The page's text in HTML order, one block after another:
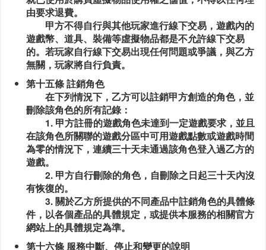
由要求退費。
甲方不得自行與其他玩家進行線下交易，遊戲內的
遊戲幣、道具、裝備等虛擬物品都是不允許線下交易
的。若玩家自行線下交易出現任何問題或爭議，與乙方
無關，玩家將自行負責。
第十五條 註銷角色
在下列情況下，乙方可以註銷甲方創造的角色，並
刪除該角色的所有記錄：
1. 甲方註冊的遊戲角色未達到一定遊戲要求，並且
在該角色所關聯的遊戲分區中可用遊戲點數或遊戲時間
為零的情況下，連續三十天未通過該角色登入過乙方的
遊戲。
2. 甲方自行刪除的角色，自刪除之日起三十天內沒
有恢復的。
3. 關於乙方所提供的不同產品中註銷角色的具體條
件，以各個產品的具體規定，或提供本服務的相關官方
網站上的具體規定為準。
第十六條 服務中斷、停止和變更的說明